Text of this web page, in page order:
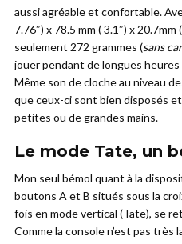
aussi agréable et confortable.
7.76″) x 78.5 mm ( 3.1″) x
seulement 272 grammes (sans
jouer pendant de longues
Même son de cloche au niveau
que ceux-ci sont bien disposés
petites ou de grandes mains.
Le mode Tate, un
Mon seul bémol quant à la
boutons A et B situés sous la
fois en mode vertical (Tate), se
Comme la console n’est pas très